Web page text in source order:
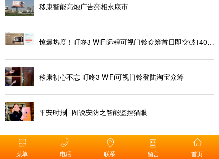
移康智能高炮广告亮相永康市
惊爆热度！叮咚3 WiFi远程可视门铃众筹首日即突破140万
移康初心不忘 叮咚3 WiFi可视门铃登陆淘宝众筹
平安时报▏图说安防之智能监控猫眼
叮咚3 WiFi远程可视门铃智能猫眼强势登陆香港环球资源展
菜单 电话 联系 留言 首页